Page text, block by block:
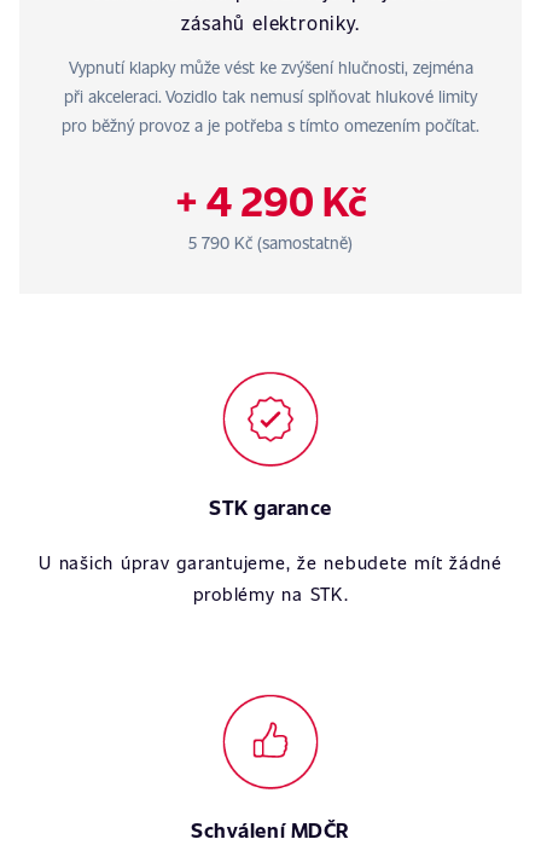
zásahů elektroniky.
Vypnutí klapky může vést ke zvýšení hlučnosti, zejména
při akceleraci. Vozidlo tak nemusí splňovat hlukové limity
pro běžný provoz a je potřeba s tímto omezením počítat.
+ 4 290 Kč
5 790 Kč (samostatně)
STK garance
U našich úprav garantujeme, že nebudete mít žádné
problémy na STK.
Schválení MDČR